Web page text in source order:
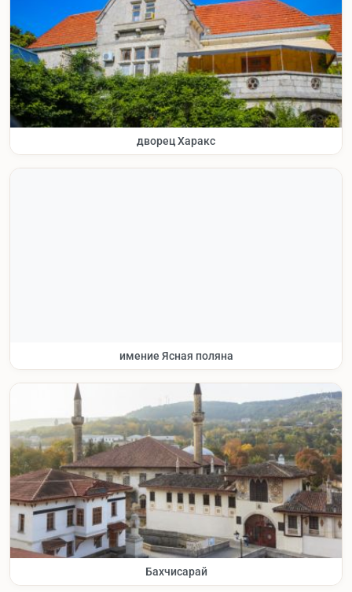
дворец Харакс
имение Ясная поляна
Бахчисарай